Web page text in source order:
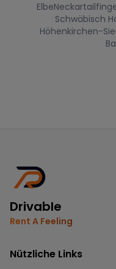
Elbe
Schwäbisch
Höhenkirchen-
Drivable
Rent A Feeling
Nützliche Links